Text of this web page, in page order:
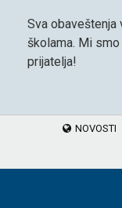
Sva
školama. Mi
prijatelja!
NOVOSTI